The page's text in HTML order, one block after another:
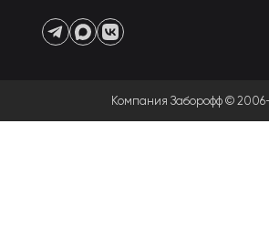
Компания Заборофф ©